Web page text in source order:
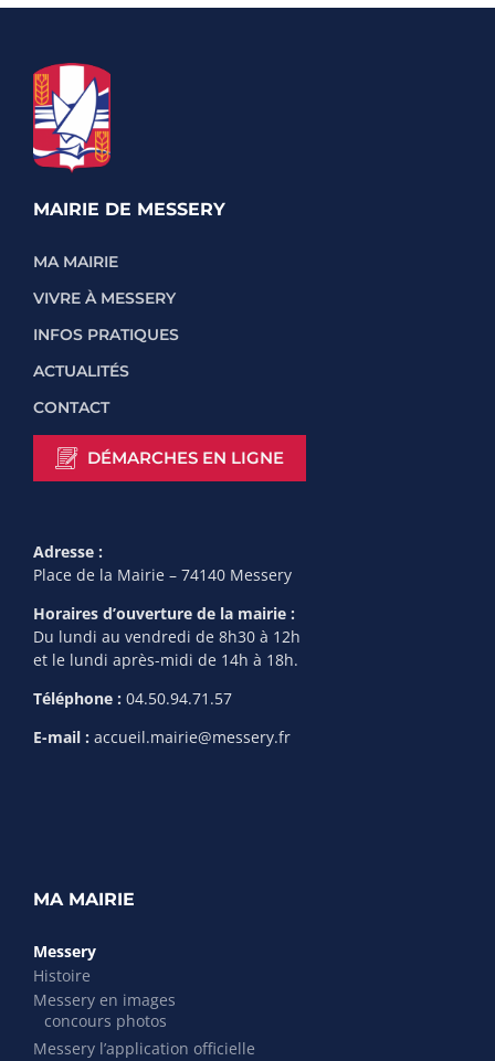
MAIRIE DE MESSERY
MA MAIRIE
VIVRE À MESSERY
INFOS PRATIQUES
ACTUALITÉS
CONTACT
DÉMARCHES EN LIGNE
Adresse :
Place de la Mairie – 74140 Messery
Horaires d’ouverture de la mairie :
Du lundi au vendredi de 8h30 à 12h
et le lundi après-midi de 14h à 18h.
Téléphone : 04.50.94.71.57
E-mail : accueil.mairie@messery.fr
MA MAIRIE
Messery
Histoire
Messery en images
concours photos
Messery l’application officielle